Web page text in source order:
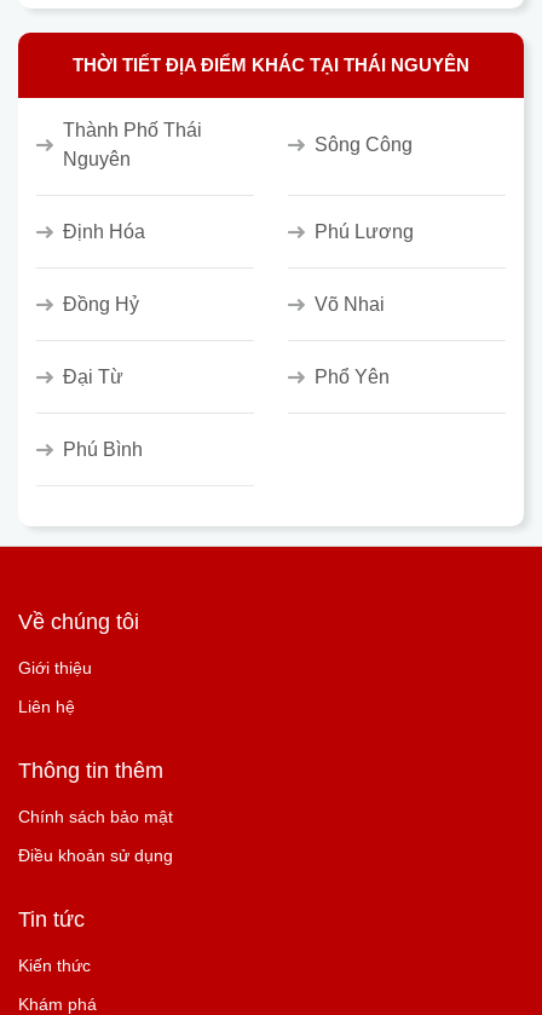
THỜI TIẾT ĐỊA ĐIỂM KHÁC TẠI THÁI NGUYÊN
Thành Phố Thái
Nguyên
Sông Công
Định Hóa Phú Lương
Đồng Hỷ Võ Nhai
Đại Từ Phổ Yên
Phú Bình
Về chúng tôi
Giới thiệu
Liên hệ
Thông tin thêm
Chính sách bảo mật
Điều khoản sử dụng
Tin tức
Kiến thức
Khám phá